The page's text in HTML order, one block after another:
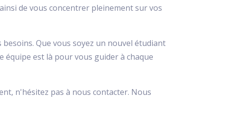
de vous concentrer pleinement sur vos
Que vous soyez un nouvel étudiant
est là pour vous guider à chaque
n'hésitez pas à nous contacter. Nous